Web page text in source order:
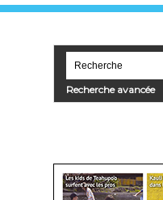
Recherche avancée